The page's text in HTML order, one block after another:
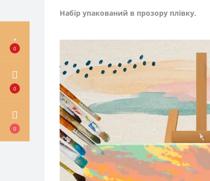
0
0
0
Набір упакований в прозору плівку.